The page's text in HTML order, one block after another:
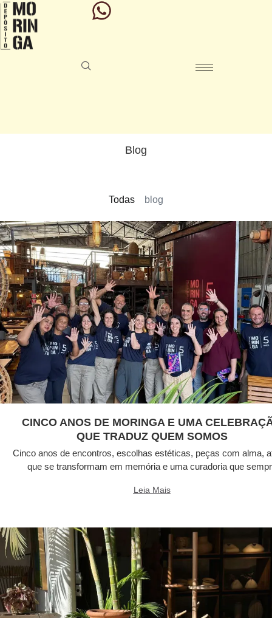
Blog
blog
Todas
CINCO ANOS DE MORINGA E UMA
QUE TRADUZ QUEM SOMOS
Cinco anos de encontros, escolhas estéticas, peças com alma,
que se transformam em memória e uma curadoria que
Leia Mais